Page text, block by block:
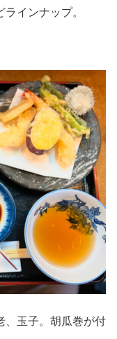
インナップ。
、玉子。胡瓜巻が付